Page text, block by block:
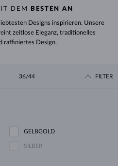
DEM BESTEN AN
Designs inspirieren. Unsere
zeitlose Eleganz, traditionelles
raffiniertes Design.
36/44 FILTER
GELBGOLD
SILBER